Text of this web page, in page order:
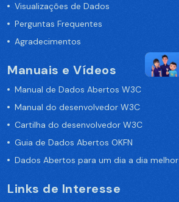
Visualizações de Dados
Perguntas Frequentes
Agradecimentos
Manuais e Vídeos
Manual de Dados Abertos W3C
Manual do desenvolvedor W3C
Cartilha do desenvolvedor W3C
Guia de Dados Abertos OKFN
Dados Abertos para um dia a dia melhor
Links de Interesse